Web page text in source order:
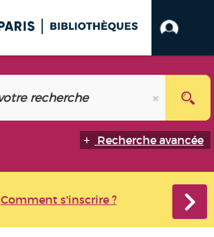
Recherche avancée
Comment s'inscrire ?